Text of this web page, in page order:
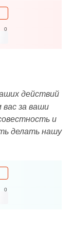
0
действий
за ваши
и
делать нашу
0